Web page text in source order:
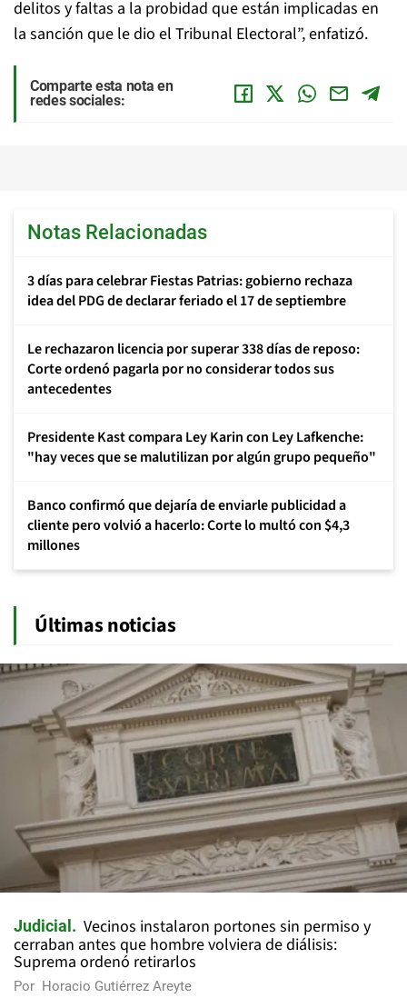
delitos y faltas a la probidad que están implicadas en
la sanción que le dio el Tribunal Electoral”, enfatizó.
Comparte esta nota en
redes sociales:
Notas Relacionadas
3 días para celebrar Fiestas Patrias: gobierno rechaza
idea del PDG de declarar feriado el 17 de septiembre
Le rechazaron licencia por superar 338 días de reposo:
Corte ordenó pagarla por no considerar todos sus
antecedentes
Presidente Kast compara Ley Karin con Ley Lafkenche:
"hay veces que se malutilizan por algún grupo pequeño"
Banco confirmó que dejaría de enviarle publicidad a
cliente pero volvió a hacerlo: Corte lo multó con $4,3
millones
Últimas noticias
Judicial
Vecinos instalaron portones sin permiso y
cerraban antes que hombre volviera de diálisis:
Suprema ordenó retirarlos
Por Horacio Gutiérrez Areyte